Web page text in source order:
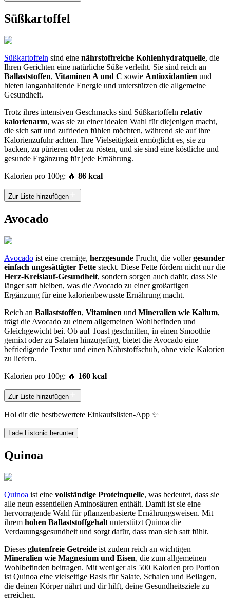
Süßkartoffel
Süßkartoffeln sind eine nährstoffreiche Kohlenhydratquelle, die
Ihren Gerichten eine natürliche Süße verleiht. Sie sind reich an
Ballaststoffen, Vitaminen A und C sowie Antioxidantien und
bieten langanhaltende Energie und unterstützen die allgemeine
Gesundheit.
Trotz ihres intensiven Geschmacks sind Süßkartoffeln relativ
kalorienarm, was sie zu einer idealen Wahl für diejenigen macht,
die sich satt und zufrieden fühlen möchten, während sie auf ihre
Kalorienzufuhr achten. Ihre Vielseitigkeit ermöglicht es, sie zu
backen, zu pürieren oder zu rösten, und sie sind eine köstliche und
gesunde Ergänzung für jede Ernährung.
Kalorien pro 100g: 🔥 86 kcal
Zur Liste hinzufügen
Avocado
Avocado ist eine cremige, herzgesunde Frucht, die vollergesunder
einfach ungesättigter Fette steckt. Diese Fette fördern nicht nur die
Herz-Kreislauf-Gesundheit, sondern sorgen auch dafür, dass Sie
länger satt bleiben, was die Avocado zu einer großartigen
Ergänzung für eine kalorienbewusste Ernährung macht.
Reich an Ballaststoffen, Vitaminen und Mineralien wie Kalium,
trägt die Avocado zu einem allgemeinen Wohlbefinden und
Gleichgewicht bei. Ob auf Toast geschnitten, in einen Smoothie
gemixt oder zu Salaten hinzugefügt, bietet die Avocado eine
befriedigende Textur und einen Nährstoffschub, ohne viele Kalorien
zu liefern.
Kalorien pro 100g: 🔥 160 kcal
Zur Liste hinzufügen
Hol dir die bestbewertete Einkaufslisten-App ✨
Lade Listonic herunter
Quinoa
Quinoa ist eine vollständige Proteinquelle, was bedeutet, dass sie
alle neun essentiellen Aminosäuren enthält. Damit ist sie eine
hervorragende Wahl für pflanzenbasierte Ernährungsweisen. Mit
ihrem hohen Ballaststoffgehalt unterstützt Quinoa die
Verdauungsgesundheit und sorgt dafür, dass man sich satt fühlt.
Dieses glutenfreie Getreide ist zudem reich an wichtigen
Mineralien wie Magnesium und Eisen, die zum allgemeinen
Wohlbefinden beitragen. Mit weniger als 500 Kalorien pro Portion
ist Quinoa eine vielseitige Basis für Salate, Schalen und Beilagen,
die deinen Körper nährt und dir hilft, deine Gesundheitsziele zu
erreichen.